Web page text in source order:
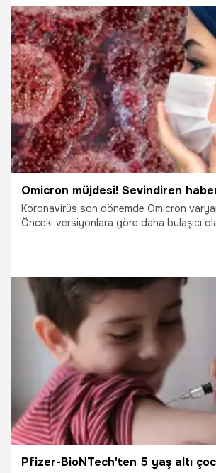
belirli aralıklarla yenilenmesinin
Peki, 3. doz Pfizer/BioNTech aşısı
mu? 3. doz BioNTech aşısı kaç ay
aşısı ile ilgili detaylar…
15.02.2022 Sağlık
Koronavirüs son dönemde Omicron
Önceki versiyonlara göre daha bulaşıcı
3.02.2022 Dünya